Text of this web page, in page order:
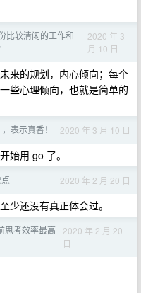
比较清闲的工作和一 2020 年 3
月 10 日
来的规划，内心倾向；每个
些心理倾向，也就是简单的
表示真香！ 2020 年 3 月 10 日
始用 go 了。
2020 年 2 月 20 日
少还没有真正体会过。
思考效率最高
2020 年 2 月 20
日